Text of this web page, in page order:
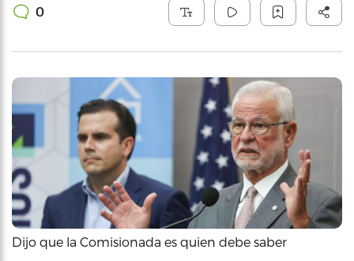
0
Dijo que la Comisionada es quien debe saber